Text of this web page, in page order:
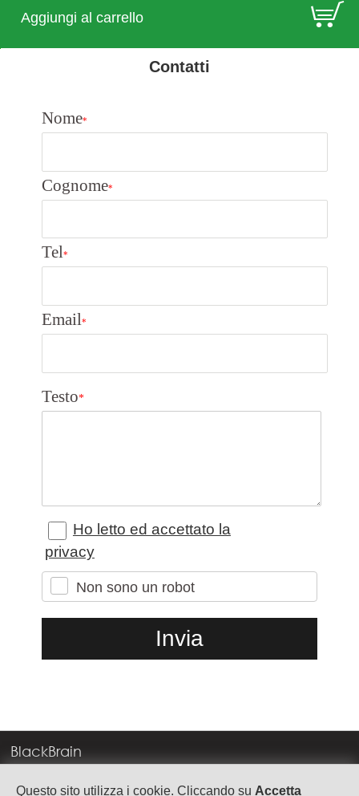
Questo sito utilizza i cookie. Cliccando su Accetta
Aggiungi al carrello E
Contatti
Nome*
Cognome*
Tel*
Email*
Testo*
Ho letto ed accettato la
privacy
Non sono un robot
BlackBrain
Corso Milano, 83